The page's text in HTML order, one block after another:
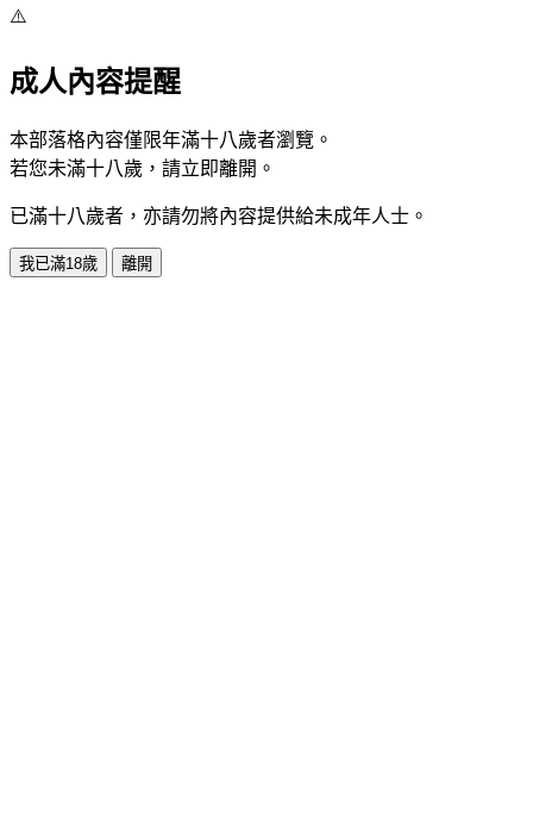
⚠️
成人內容提醒
本部落格內容僅限年滿十八歲者瀏覽。
若您未滿十八歲，請立即離開。
已滿十八歲者，亦請勿將內容提供給未成年人士。
我已滿18歲 離開